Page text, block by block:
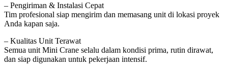
– Pengiriman & Instalasi Cepat
Tim profesional siap mengirim dan memasang unit di lokasi proyek
Anda kapan saja.
– Kualitas Unit Terawat
Semua unit Mini Crane selalu dalam kondisi prima, rutin dirawat,
dan siap digunakan untuk pekerjaan intensif.